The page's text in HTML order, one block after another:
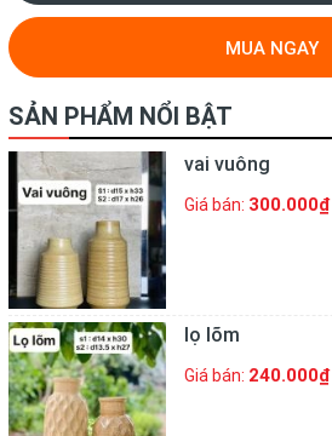
MUA NGAY
SẢN PHẨM NỔI BẬT
vai vuông
Giá bán: 300.000₫
lọ lõm
Giá bán: 240.000₫